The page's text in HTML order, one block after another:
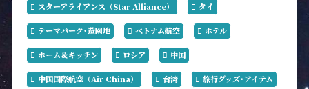
スターアライアンス（Star Alliance） タイ
テーマパーク･遊園地 ベトナム航空 ホテル
ホーム＆キッチン ロシア 中国
中国国際航空（Air China） 台湾 旅行グッズ･アイテム